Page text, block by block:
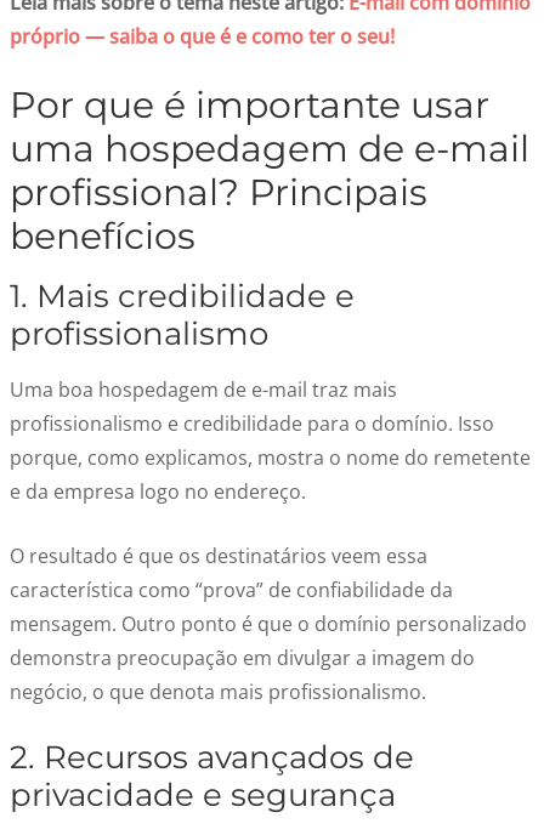
próprio — saiba o que é e como ter o seu!
Por que é importante usar
uma hospedagem de e-mail
profissional? Principais
benefícios
1. Mais credibilidade e
profissionalismo
Uma boa hospedagem de e-mail traz mais
profissionalismo e credibilidade para o domínio. Isso
porque, como explicamos, mostra o nome do remetente
e da empresa logo no endereço.
O resultado é que os destinatários veem essa
característica como “prova” de confiabilidade da
mensagem. Outro ponto é que o domínio personalizado
demonstra preocupação em divulgar a imagem do
negócio, o que denota mais profissionalismo.
2. Recursos avançados de
privacidade e segurança